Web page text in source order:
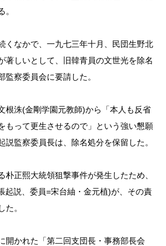
。
くなかで、一九七三年十月、民団生野北
著しいとして、旧韓青員の文世光を除名
監察委員会に要請した。
根洙(金剛学園元教師)から「本人も反省
もって更生させるので」という強い懇願
説監察委員長は、除名処分を保留した。
朴正熙大統領狙撃事件が発生したため、
起説、委員=宋台紬・金元植)が、その責
た。
開かれた「第二回支団長・事務部長会